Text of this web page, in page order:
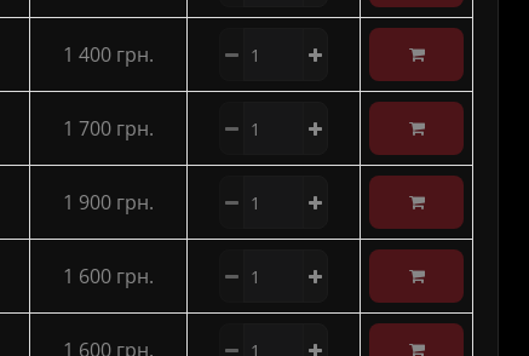
1 400 грн.
1 700 грн.
1 900 грн.
1 600 грн.
1 600 грн.